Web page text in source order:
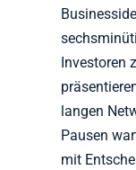
Investoren
langen
Pausen
mit